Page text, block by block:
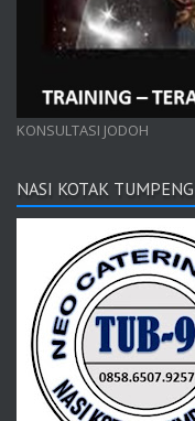
KONSULTASI JODOH
NASI KOTAK